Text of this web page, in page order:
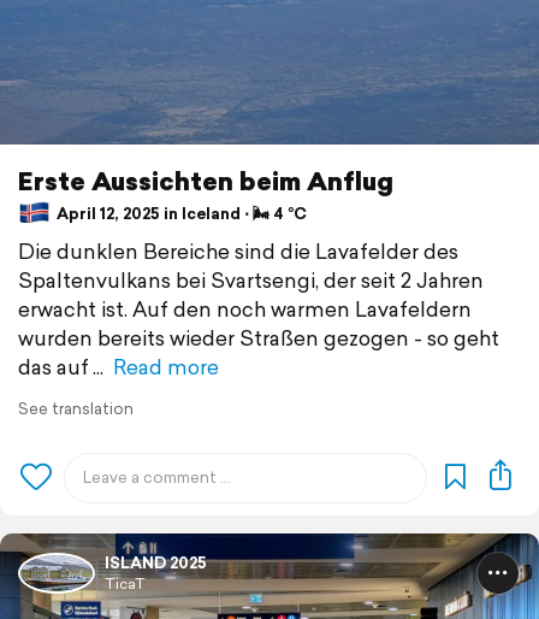
Erste Aussichten beim Anflug
April 12, 2025 in Iceland ⋅ 🌬 4 °C
Die dunklen Bereiche sind die Lavafelder des
Spaltenvulkans bei Svartsengi, der seit 2 Jahren
erwacht ist. Auf den noch warmen Lavafeldern
wurden bereits wieder Straßen gezogen - so geht
das auf
Read more
See translation
ISLAND 2025
TicaT